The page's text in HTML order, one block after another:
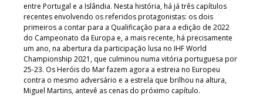
entre Portugal e a Islândia. Nesta história, há já três capítulos
recentes envolvendo os referidos protagonistas: os dois
primeiros a contar para a Qualificação para a edição de 2022
do Campeonato da Europa e, a mais recente, há precisamente
um ano, na abertura da participação lusa no IHF World
Championship 2021, que culminou numa vitória portuguesa por
25-23. Os Heróis do Mar fazem agora a estreia no Europeu
contra o mesmo adversário e a estrela que brilhou na altura,
Miguel Martins, antevê as cenas do próximo capítulo.